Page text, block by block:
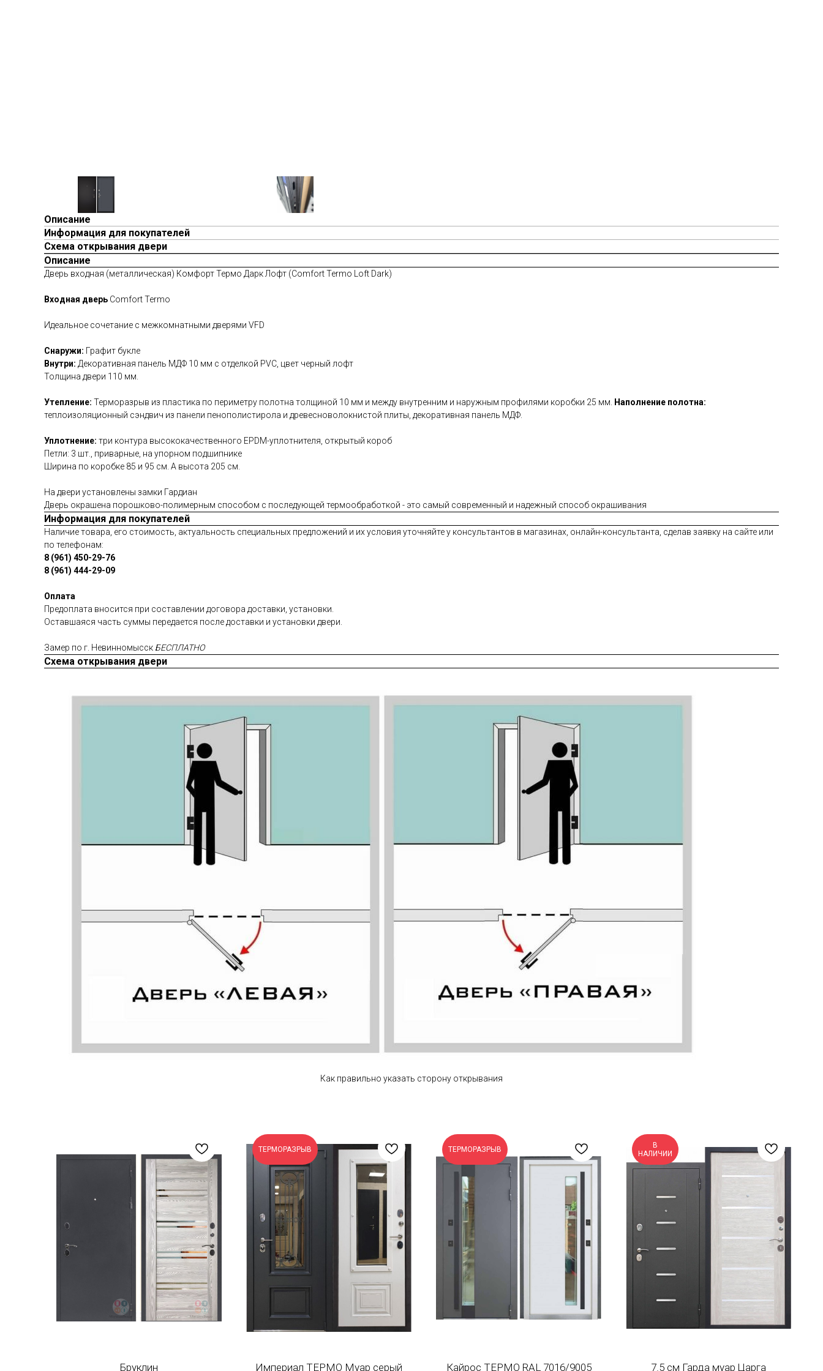
Описание
Информация для покупателей
Схема открывания двери
Описание
Дверь входная (металлическая) Комфорт Термо Дарк Лофт (Comfort Termo Loft Dark)
Входная дверь Сomfort Termo
Идеальное сочетание с межкомнатными дверями VFD
Снаружи: Графит букле
Внутри: Декоративная панель МДФ 10 мм с отделкой PVC, цвет черный лофт
Толщина двери 110 мм.
Утепление: Терморазрыв из пластика по периметру полотна толщиной 10 мм и между внутренним и наружным профилями коробки 25 мм.
Наполнение полотна:
теплоизоляционный сэндвич из панели пенополистирола и древесноволокнистой плиты, декоративная панель МДФ.
Уплотнение: три контура высококачественного EPDM-уплотнителя, открытый короб
Петли: 3 шт., приварные, на упорном подшипнике
Ширина по коробке 85 и 95 см. А высота 205 см.
На двери установлены замки Гардиан
Дверь окрашена порошково-полимерным способом с последующей термообработкой - это самый современный и надежный способ окрашивания
Информация для покупателей
Наличие товара, его стоимость, актуальность специальных предложений и их условия уточняйте у консультантов в магазинах, онлайн-консультанта, сделав заявку на сайте или
по телефонам:
8 (961) 450-29-76
8 (961) 444-29-09
Оплата
Предоплата вносится при составлении договора доставки, установки.
Оставшаяся часть суммы передается после доставки и установки двери.
Замер по г. Невинномысск БЕСПЛАТНО
Схема открывания двери
Как правильно указать сторону открывания
Бруклин
ТЕРМОРАЗРЫВ
Империал ТЕРМО Муар серый
ТЕРМОРАЗРЫВ
Кайрос ТЕРМО RAL 7016/9005
В
НАЛИЧИИ
7.5 см Гарда муар Царга